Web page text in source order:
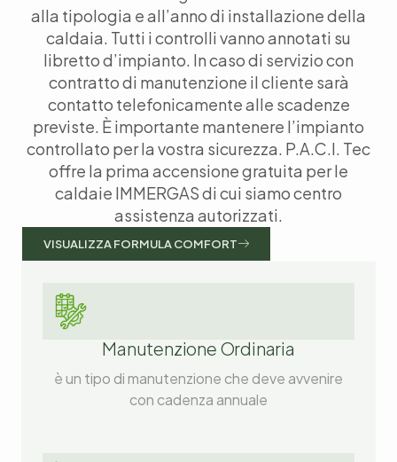
alla tipologia e all’anno di installazione della
caldaia. Tutti i controlli vanno annotati su
libretto d’impianto. In caso di servizio con
contratto di manutenzione il cliente sarà
contatto telefonicamente alle scadenze
previste. È importante mantenere l’impianto
controllato per la vostra sicurezza. P.A.C.I. Tec
offre la prima accensione gratuita per le
caldaie IMMERGAS di cui siamo centro
assistenza autorizzati.
VISUALIZZA FORMULA COMFORT
Manutenzione Ordinaria
è un tipo di manutenzione che deve avvenire
con cadenza annuale